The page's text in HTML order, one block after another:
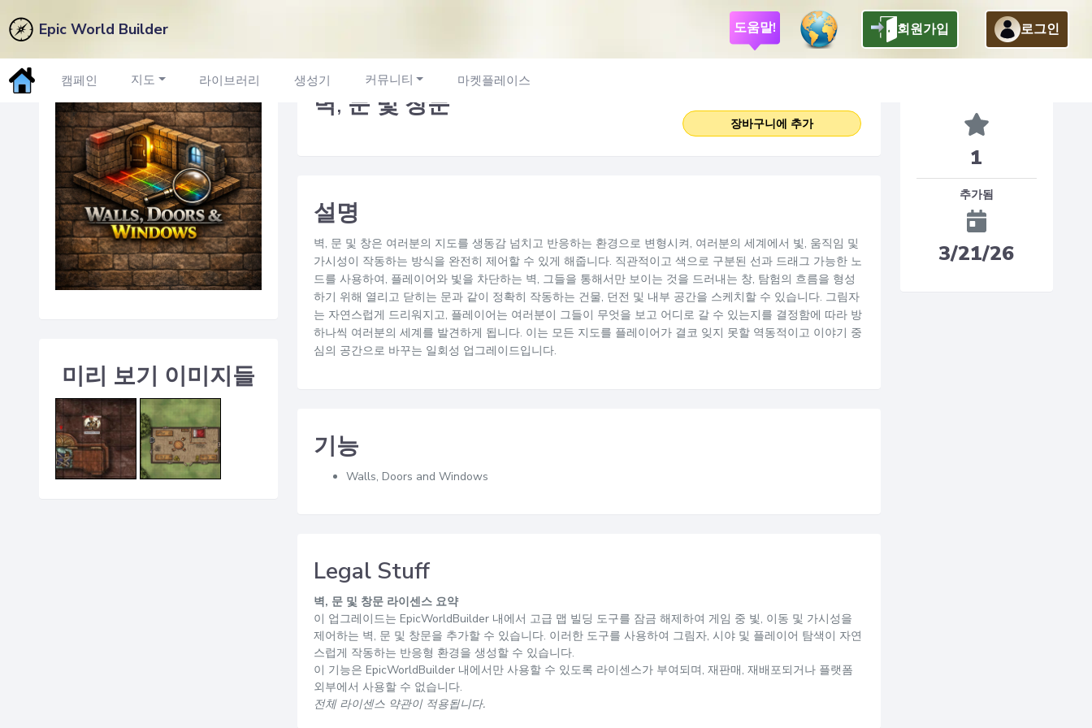
Epic World Builder 도움말! 회원가입 로그인
캠페인 지도 라이브러리 생성기 커뮤니티 마켓플레이스
미리 보기 이미지들
벽, 문 및 창문
장바구니에 추가
설명
벽, 문 및 창은 여러분의 지도를 생동감 넘치고 반응하는 환경으로 변형시켜, 여러분의 세계에서 빛, 움직임 및
가시성이 작동하는 방식을 완전히 제어할 수 있게 해줍니다. 직관적이고 색으로 구분된 선과 드래그 가능한 노
드를 사용하여, 플레이어와 빛을 차단하는 벽, 그들을 통해서만 보이는 것을 드러내는 창, 탐험의 흐름을 형성
하기 위해 열리고 닫히는 문과 같이 정확히 작동하는 건물, 던전 및 내부 공간을 스케치할 수 있습니다. 그림자
는 자연스럽게 드리워지고, 플레이어는 여러분이 그들이 무엇을 보고 어디로 갈 수 있는지를 결정함에 따라 방
하나씩 여러분의 세계를 발견하게 됩니다. 이는 모든 지도를 플레이어가 결코 잊지 못할 역동적이고 이야기 중
심의 공간으로 바꾸는 일회성 업그레이드입니다.
기능
Walls, Doors and Windows
Legal Stuff
벽, 문 및 창문 라이센스 요약
이 업그레이드는 EpicWorldBuilder 내에서 고급 맵 빌딩 도구를 잠금 해제하여 게임 중 빛, 이동 및 가시성을
제어하는 벽, 문 및 창문을 추가할 수 있습니다. 이러한 도구를 사용하여 그림자, 시야 및 플레이어 탐색이 자연
스럽게 작동하는 반응형 환경을 생성할 수 있습니다.
이 기능은 EpicWorldBuilder 내에서만 사용할 수 있도록 라이센스가 부여되며, 재판매, 재배포되거나 플랫폼
외부에서 사용할 수 없습니다.
전체 라이센스 약관이 적용됩니다.
1
추가됨
3/21/26